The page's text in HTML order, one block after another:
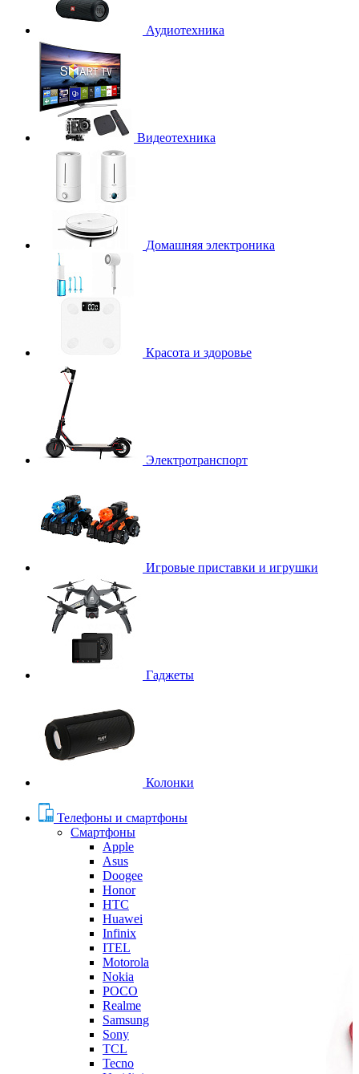
Аудиотехника
Видеотехника
Домашняя электроника
Красота и здоровье
Электротранспорт
Игровые приставки и игрушки
Гаджеты
Колонки
Телефоны и смартфоны
Смартфоны
Apple
Asus
Doogee
Honor
HTC
Huawei
Infinix
ITEL
Motorola
Nokia
POCO
Realme
Samsung
Sony
TCL
Tecno